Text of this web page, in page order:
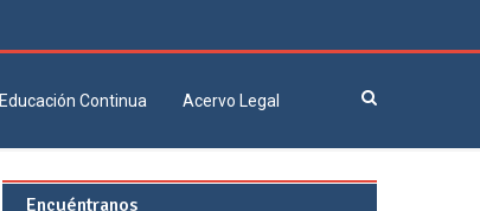
Educación Continua Acervo Legal
Encuéntranos